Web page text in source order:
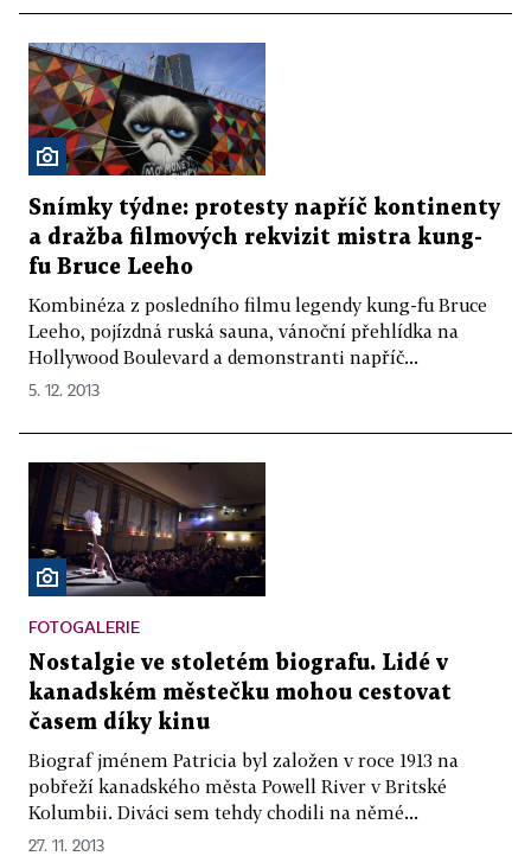
Snímky týdne: protesty napříč kontinenty
a dražba filmových rekvizit mistra kung-
fu Bruce Leeho
Kombinéza z posledního filmu legendy kung-fu Bruce
Leeho, pojízdná ruská sauna, vánoční přehlídka na
Hollywood Boulevard a demonstranti napříč...
5. 12. 2013
FOTOGALERIE
Nostalgie ve stoletém biografu. Lidé v
kanadském městečku mohou cestovat
časem díky kinu
Biograf jménem Patricia byl založen v roce 1913 na
pobřeží kanadského města Powell River v Britské
Kolumbii. Diváci sem tehdy chodili na němé...
27. 11. 2013